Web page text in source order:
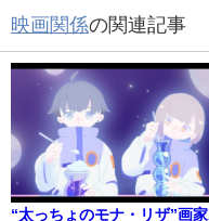
映画関係の関連記事
“太っちょのモナ・リザ”画